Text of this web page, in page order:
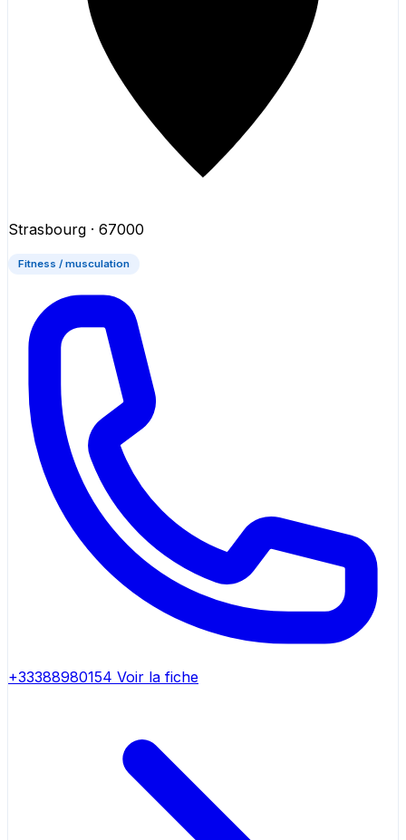
Strasbourg · 67000
Fitness / musculation
+33388980154 Voir la fiche